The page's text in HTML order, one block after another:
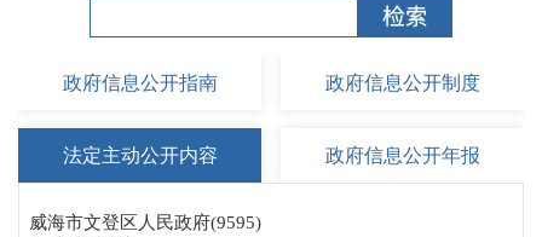
政府信息公开指南 政府信息公开制度
法定主动公开内容 政府信息公开年报